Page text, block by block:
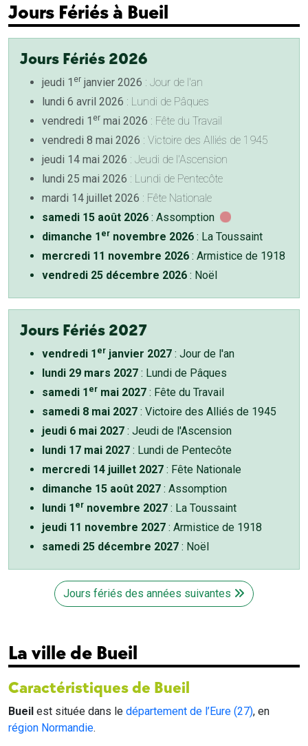
Jours Fériés à Bueil
Jours Fériés 2026
jeudi 1 er janvier 2026 : Jour de l'an
lundi 6 avril 2026 : Lundi de Pâques
vendredi 1 er mai 2026 : Fête du Travail
vendredi 8 mai 2026 : Victoire des Alliés de 1945
jeudi 14 mai 2026 : Jeudi de l'Ascension
lundi 25 mai 2026 : Lundi de Pentecôte
mardi 14 juillet 2026 : Fête Nationale
samedi 15 août 2026 : Assomption
dimanche 1 er novembre 2026 : La Toussaint
mercredi 11 novembre 2026 : Armistice de 1918
vendredi 25 décembre 2026 : Noël
Jours Fériés 2027
vendredi 1 er janvier 2027 : Jour de l'an
lundi 29 mars 2027 : Lundi de Pâques
samedi 1 er mai 2027 : Fête du Travail
samedi 8 mai 2027 : Victoire des Alliés de 1945
jeudi 6 mai 2027 : Jeudi de l'Ascension
lundi 17 mai 2027 : Lundi de Pentecôte
mercredi 14 juillet 2027 : Fête Nationale
dimanche 15 août 2027 : Assomption
lundi 1 er novembre 2027 : La Toussaint
jeudi 11 novembre 2027 : Armistice de 1918
samedi 25 décembre 2027 : Noël
Jours fériés des années suivantes
La ville de Bueil
Caractéristiques de Bueil
Bueil est située dans le département de l’Eure (27), en
région Normandie.